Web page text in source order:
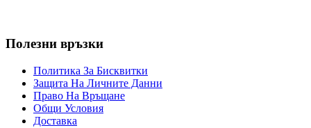
Полезни връзки
Политика За Бисквитки
Защита На Личните Данни
Право На Връщане
Общи Условия
Доставка